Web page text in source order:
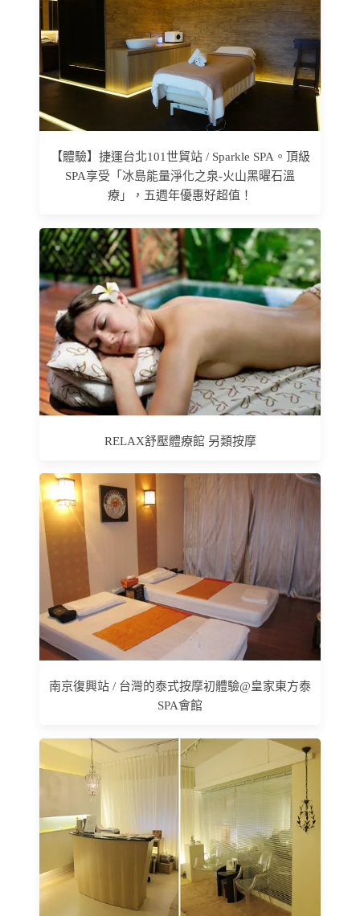
【體驗】捷運台北101世貿站 / Sparkle SPA。頂級
SPA享受「冰島能量淨化之泉-火山黑曜石溫
療」，五週年優惠好超值！
RELAX舒壓體療館 另類按摩
南京復興站 / 台灣的泰式按摩初體驗@皇家東方泰
SPA會館